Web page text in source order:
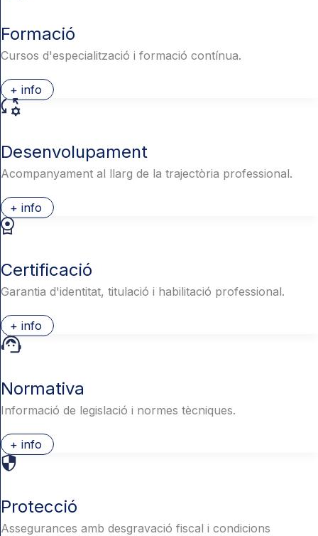
Formació
Cursos d'especialització i formació contínua.
+ info
Desenvolupament
Acompanyament al llarg de la trajectòria professional.
+ info
Certificació
Garantia d'identitat, titulació i habilitació professional.
+ info
Normativa
Informació de legislació i normes tècniques.
+ info
Protecció
Assegurances amb desgravació fiscal i condicions